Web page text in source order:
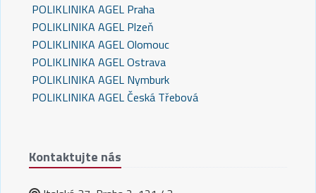
POLIKLINIKA AGEL Praha
POLIKLINIKA AGEL Plzeň
POLIKLINIKA AGEL Olomouc
POLIKLINIKA AGEL Ostrava
POLIKLINIKA AGEL Nymburk
POLIKLINIKA AGEL Česká Třebová
Kontaktujte nás